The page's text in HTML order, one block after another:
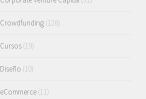
Crowdfunding (126)
Cursos (19)
Diseño (10)
eCommerce (11)